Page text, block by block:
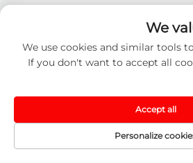
We
We use cookies and similar tools
If you don't want to accept all
Personalize
Accept all